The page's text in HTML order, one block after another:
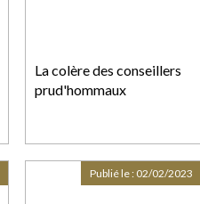
La colère des conseillers
prud'hommaux
Publié le : 02/02/2023